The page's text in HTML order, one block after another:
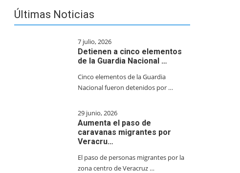
Últimas Noticias
7 julio, 2026
Detienen a cinco elementos
de la Guardia Nacional …
Cinco elementos de la Guardia
Nacional fueron detenidos por …
29 junio, 2026
Aumenta el paso de
caravanas migrantes por
Veracru…
El paso de personas migrantes por la
zona centro de Veracruz …